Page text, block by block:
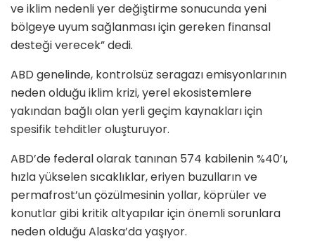
ve iklim nedenli yer değiştirme sonucunda yeni
bölgeye uyum sağlanması için gereken finansal
desteği verecek” dedi.
ABD genelinde, kontrolsüz seragazı emisyonlarının
neden olduğu iklim krizi, yerel ekosistemlere
yakından bağlı olan yerli geçim kaynakları için
spesifik tehditler oluşturuyor.
ABD’de federal olarak tanınan 574 kabilenin %40’ı,
hızla yükselen sıcaklıklar, eriyen buzulların ve
permafrost’un çözülmesinin yollar, köprüler ve
konutlar gibi kritik altyapılar için önemli sorunlara
neden olduğu Alaska’da yaşıyor.